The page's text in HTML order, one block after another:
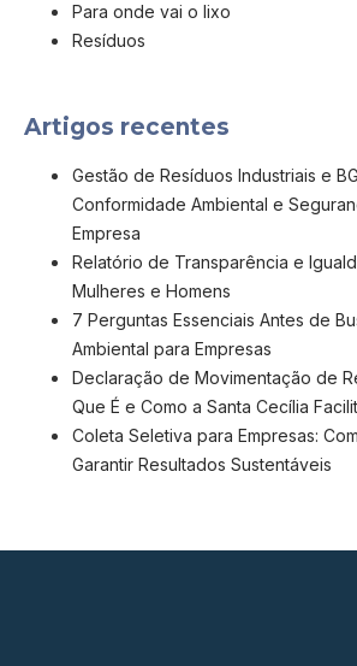
Para onde vai o lixo
Resíduos
Artigos recentes
Gestão de Resíduos Industriais e
Conformidade Ambiental e
Empresa
Relatório de Transparência e
Mulheres e Homens
7 Perguntas Essenciais Antes de
Ambiental para Empresas
Declaração de Movimentação de
Que É e Como a Santa Cecília
Coleta Seletiva para Empresas:
Garantir Resultados Sustentáveis